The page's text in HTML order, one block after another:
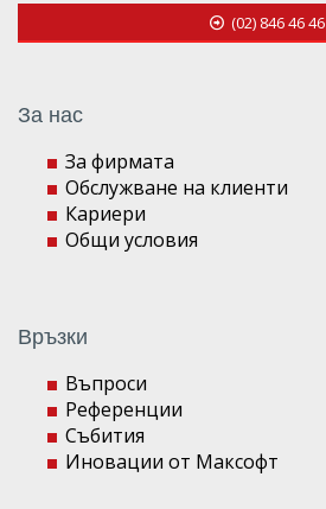
(02) 846 46 46
За нас
За фирмата
Обслужване на клиенти
Кариери
Общи условия
Връзки
Въпроси
Референции
Събития
Иновации от Максофт